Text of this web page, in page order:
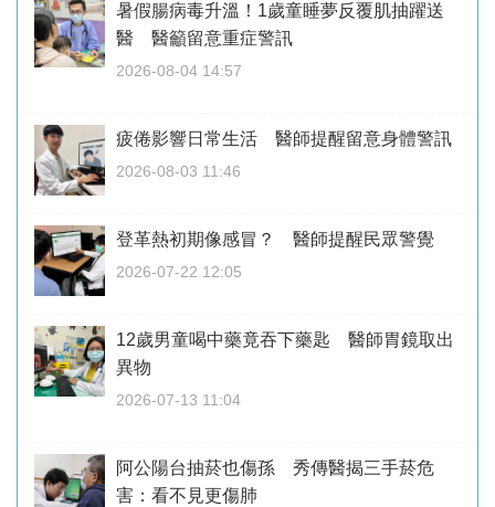
暑假腸病毒升溫！1歲童睡夢反覆肌抽躍送
醫 醫籲留意重症警訊
2026-08-04 14:57
疲倦影響日常生活 醫師提醒留意身體警訊
2026-08-03 11:46
登革熱初期像感冒？ 醫師提醒民眾警覺
2026-07-22 12:05
12歲男童喝中藥竟吞下藥匙 醫師胃鏡取出
異物
2026-07-13 11:04
阿公陽台抽菸也傷孫 秀傳醫揭三手菸危
害：看不見更傷肺